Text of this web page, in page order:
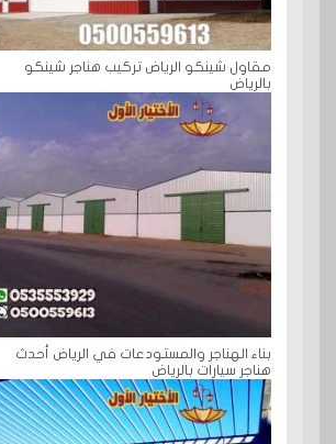
مقاول شينكو الرياض تركيب هناجر شينكو
بالرياض
بناء الهناجر والمستودعات في الرياض أحدث
هناجر سيارات بالرياض